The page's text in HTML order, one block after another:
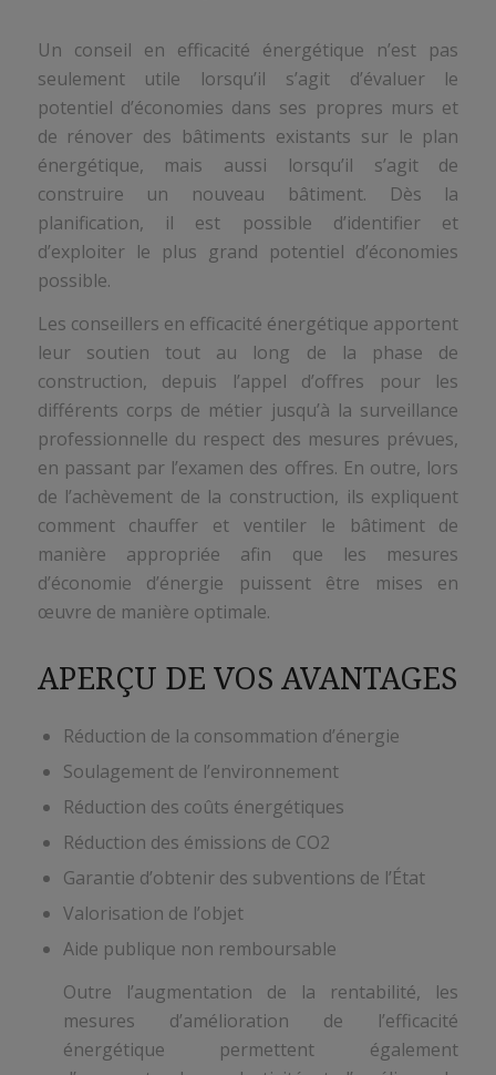
Un conseil en efficacité énergétique n’est pas
seulement utile lorsqu’il s’agit d’évaluer le
potentiel d’économies dans ses propres murs et
de rénover des bâtiments existants sur le plan
énergétique, mais aussi lorsqu’il s’agit de
construire un nouveau bâtiment. Dès la
planification, il est possible d’identifier et
d’exploiter le plus grand potentiel d’économies
possible.
Les conseillers en efficacité énergétique apportent
leur soutien tout au long de la phase de
construction, depuis l’appel d’offres pour les
différents corps de métier jusqu’à la surveillance
professionnelle du respect des mesures prévues,
en passant par l’examen des offres. En outre, lors
de l’achèvement de la construction, ils expliquent
comment chauffer et ventiler le bâtiment de
manière appropriée afin que les mesures
d’économie d’énergie puissent être mises en
œuvre de manière optimale.
APERÇU DE VOS AVANTAGES
Réduction de la consommation d’énergie
Soulagement de l’environnement
Réduction des coûts énergétiques
Réduction des émissions de CO2
Garantie d’obtenir des subventions de l’État
Valorisation de l’objet
Aide publique non remboursable
Outre l’augmentation de la rentabilité, les
mesures d’amélioration de l’efficacité
énergétique permettent également